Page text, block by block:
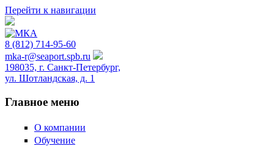
Перейти к навигации
8 (812) 714-95-60
mka-r@seaport.spb.ru
198035, г. Санкт-Петербург,
ул. Шотландская, д. 1
Главное меню
О компании
Обучение